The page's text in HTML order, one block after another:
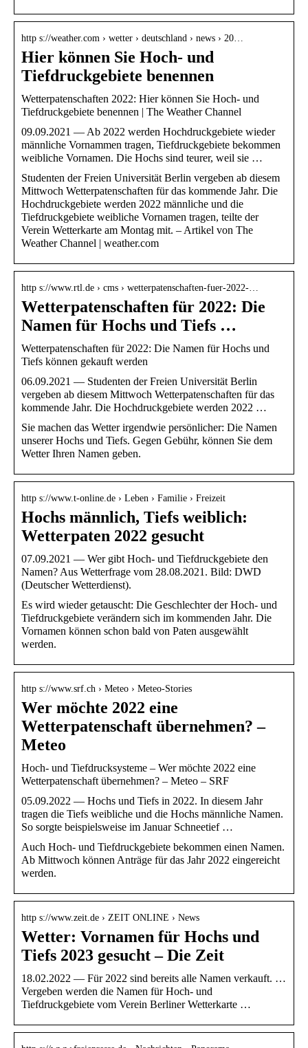
http s://weather.com › wetter › deutschland › news › 20…
Hier können Sie Hoch- und
Tiefdruckgebiete benennen
Wetterpatenschaften 2022: Hier können Sie Hoch- und
Tiefdruckgebiete benennen | The Weather Channel
09.09.2021 — Ab 2022 werden Hochdruckgebiete wieder
männliche Vornammen tragen, Tiefdruckgebiete bekommen
weibliche Vornamen. Die Hochs sind teurer, weil sie …
Studenten der Freien Universität Berlin vergeben ab diesem
Mittwoch Wetterpatenschaften für das kommende Jahr. Die
Hochdruckgebiete werden 2022 männliche und die
Tiefdruckgebiete weibliche Vornamen tragen, teilte der
Verein Wetterkarte am Montag mit. – Artikel von The
Weather Channel | weather.com
http s://www.rtl.de › cms › wetterpatenschaften-fuer-2022-…
Wetterpatenschaften für 2022: Die
Namen für Hochs und Tiefs …
Wetterpatenschaften für 2022: Die Namen für Hochs und
Tiefs können gekauft werden
06.09.2021 — Studenten der Freien Universität Berlin
vergeben ab diesem Mittwoch Wetterpatenschaften für das
kommende Jahr. Die Hochdruckgebiete werden 2022 …
Sie machen das Wetter irgendwie persönlicher: Die Namen
unserer Hochs und Tiefs. Gegen Gebühr, können Sie dem
Wetter Ihren Namen geben.
http s://www.t-online.de › Leben › Familie › Freizeit
Hochs männlich, Tiefs weiblich:
Wetterpaten 2022 gesucht
07.09.2021 — Wer gibt Hoch- und Tiefdruckgebiete den
Namen? Aus Wetterfrage vom 28.08.2021. Bild: DWD
(Deutscher Wetterdienst).
Es wird wieder getauscht: Die Geschlechter der Hoch- und
Tiefdruckgebiete verändern sich im kommenden Jahr. Die
Vornamen können schon bald von Paten ausgewählt
werden.
http s://www.srf.ch › Meteo › Meteo-Stories
Wer möchte 2022 eine
Wetterpatenschaft übernehmen? –
Meteo
Hoch- und Tiefdrucksysteme – Wer möchte 2022 eine
Wetterpatenschaft übernehmen? – Meteo – SRF
05.09.2022 — Hochs und Tiefs in 2022. In diesem Jahr
tragen die Tiefs weibliche und die Hochs männliche Namen.
So sorgte beispielsweise im Januar Schneetief …
Auch Hoch- und Tiefdruckgebiete bekommen einen Namen.
Ab Mittwoch können Anträge für das Jahr 2022 eingereicht
werden.
http s://www.zeit.de › ZEIT ONLINE › News
Wetter: Vornamen für Hochs und
Tiefs 2023 gesucht – Die Zeit
18.02.2022 — Für 2022 sind bereits alle Namen verkauft. …
Vergeben werden die Namen für Hoch- und
Tiefdruckgebiete vom Verein Berliner Wetterkarte …